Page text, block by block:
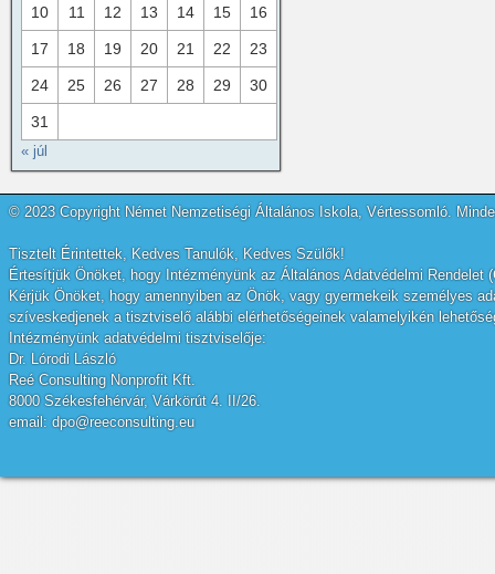
10 11 12 13 14 15 16
17 18 19 20 21 22 23
24 25 26 27 28 29 30
31
« júl
© 2023 Copyright Német Nemzetiségi Általános Iskola, Vértessomló.
Tisztelt Érintettek, Kedves Tanulók, Kedves Szülők!
Értesítjük Önöket, hogy Intézményünk az Általános Adatvédelmi
Kérjük Önöket, hogy amennyiben az Önök, vagy gyermekeik személyes
szíveskedjenek a tisztviselő alábbi elérhetőségeinek valamelyikén
Intézményünk adatvédelmi tisztviselője:
Dr. Lórodi László
Reé Consulting Nonprofit Kft.
8000 Székesfehérvár, Várkörút 4. II/26.
email: dpo@reeconsulting.eu